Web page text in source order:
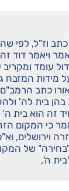
וז"ל, לפי
ויאמר דוד
עומד ומקריב
מידות
כתב
בית לה'
זה הוא בית
כי המקום
וירושלים,
של
ה',